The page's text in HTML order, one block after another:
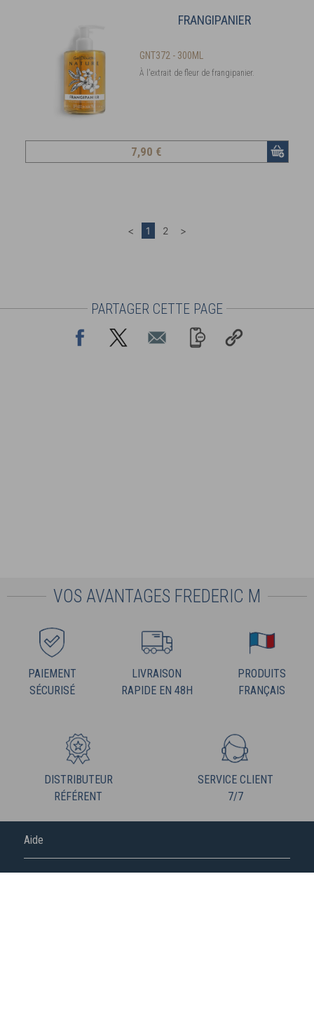
FRANGIPANIER
GNT372 - 300ML
À l'extrait de fleur de frangipanier.
7,90 €
PARTAGER CETTE PAGE
VOS AVANTAGES FREDERIC M
PAIEMENT
SÉCURISÉ
LIVRAISON
RAPIDE EN 48H
PRODUITS
FRANÇAIS
DISTRIBUTEUR
RÉFÉRENT
SERVICE CLIENT
7/7
Aide